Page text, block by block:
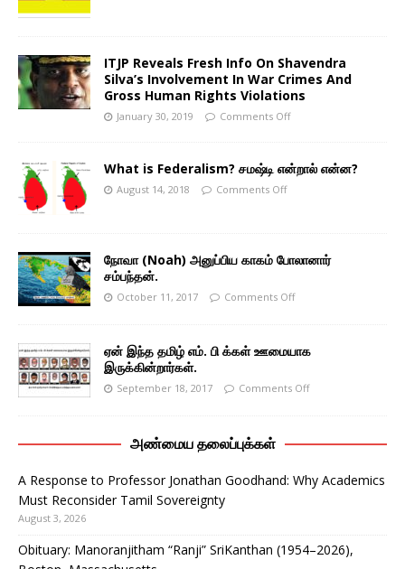
ITJP Reveals Fresh Info On Shavendra
Silva’s Involvement In War Crimes And
Gross Human Rights Violations
January 30, 2019 Comments Off
What is Federalism? சமஷ்டி என்றால் என்ன?
August 14, 2018 Comments Off
நோவா (Noah) அனுப்பிய காகம் போலானார்
சம்பந்தன்.
October 11, 2017 Comments Off
ஏன் இந்த தமிழ் எம். பி க்கள் ஊமையாக
இருக்கின்றார்கள்.
September 18, 2017 Comments Off
அண்மைய தலைப்புக்கள்
A Response to Professor Jonathan Goodhand: Why Academics
Must Reconsider Tamil Sovereignty
August 3, 2026
Obituary: Manoranjitham “Ranji” SriKanthan (1954–2026),